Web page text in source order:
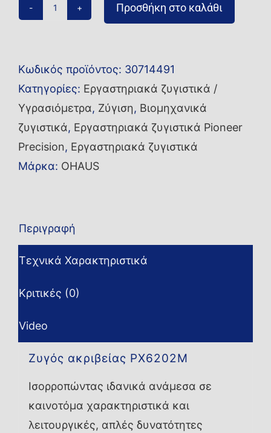
ποσότητα
Προσθήκη στο καλάθι
Κωδικός προϊόντος: 30714491
Κατηγορίες: Εργαστηριακά ζυγιστικά /
Υγρασιόμετρα, Ζύγιση, Βιομηχανικά
ζυγιστικά, Εργαστηριακά ζυγιστικά Pioneer
Precision, Εργαστηριακά ζυγιστικά
Μάρκα: OHAUS
Περιγραφή
Τεχνικά Χαρακτηριστικά
Κριτικές (0)
Video
Ζυγός ακριβείας PX6202M
Ισορροπώντας ιδανικά ανάμεσα σε
καινοτόμα χαρακτηριστικά και
λειτουργικές, απλές δυνατότητες